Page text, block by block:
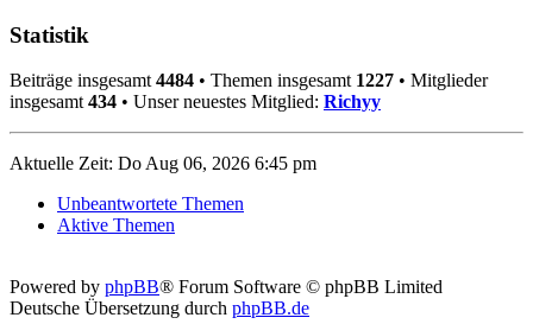
Statistik
Beiträge insgesamt 4484 • Themen insgesamt 1227 • Mitglieder
insgesamt 434 • Unser neuestes Mitglied: Richyy
Aktuelle Zeit: Do Aug 06, 2026 6:45 pm
Unbeantwortete Themen
Aktive Themen
Powered by phpBB® Forum Software © phpBB Limited
Deutsche Übersetzung durch phpBB.de